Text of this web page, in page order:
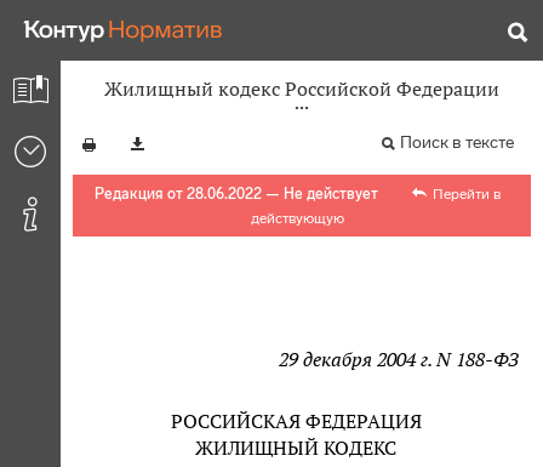
Жилищный кодекс Российской Федерации
Поиск в тексте
Редакция от 28.06.2022 — Не действует
Перейти в
действующую
29 декабря 2004 г. N 188-ФЗ
РОССИЙСКАЯ ФЕДЕРАЦИЯ
ЖИЛИЩНЫЙ КОДЕКС